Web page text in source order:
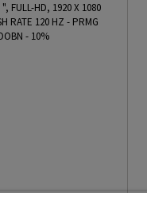
FULL-HD, 1920 X 1080
RATE 120 HZ - PRMG
- 10%